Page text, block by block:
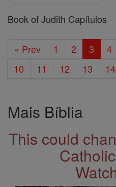
Book of Judith Capítulos
« Prev 1 2 3 4
10
11 12 13 14
Mais Bíblia
This could